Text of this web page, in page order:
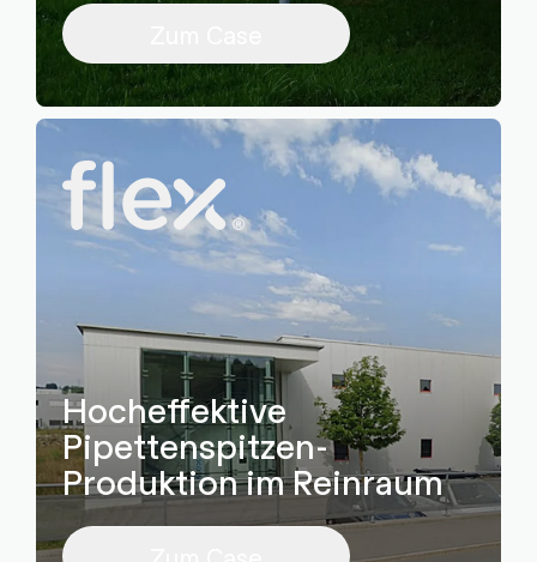
Hocheffektive
Pipettenspitzen-
Produktion im Reinraum